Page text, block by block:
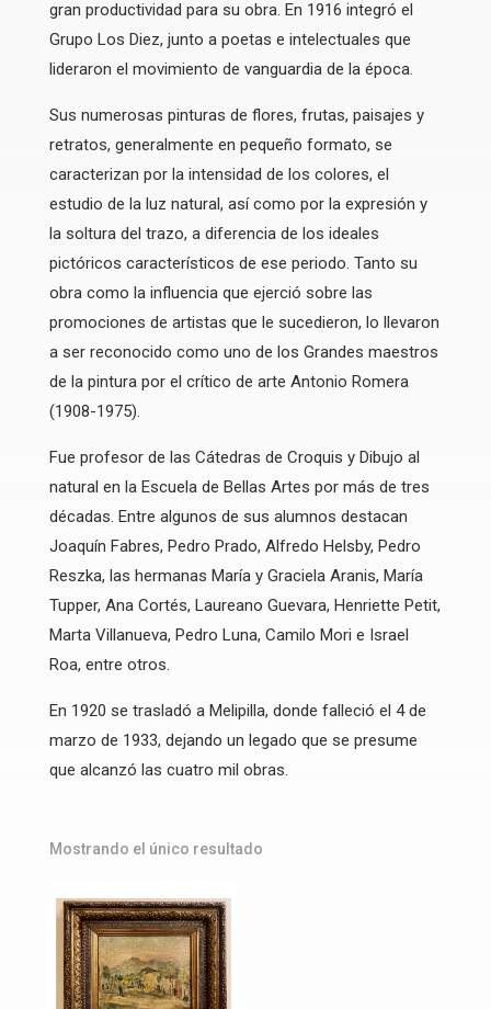
gran productividad para su obra. En 1916 integró el
Grupo Los Diez, junto a poetas e intelectuales que
lideraron el movimiento de vanguardia de la época.
Sus numerosas pinturas de flores, frutas, paisajes y
retratos, generalmente en pequeño formato, se
caracterizan por la intensidad de los colores, el
estudio de la luz natural, así como por la expresión y
la soltura del trazo, a diferencia de los ideales
pictóricos característicos de ese periodo. Tanto su
obra como la influencia que ejerció sobre las
promociones de artistas que le sucedieron, lo llevaron
a ser reconocido como uno de los Grandes maestros
de la pintura por el crítico de arte Antonio Romera
(1908-1975).
Fue profesor de las Cátedras de Croquis y Dibujo al
natural en la Escuela de Bellas Artes por más de tres
décadas. Entre algunos de sus alumnos destacan
Joaquín Fabres, Pedro Prado, Alfredo Helsby, Pedro
Reszka, las hermanas María y Graciela Aranis, María
Tupper, Ana Cortés, Laureano Guevara, Henriette Petit,
Marta Villanueva, Pedro Luna, Camilo Mori e Israel
Roa, entre otros.
En 1920 se trasladó a Melipilla, donde falleció el 4 de
marzo de 1933, dejando un legado que se presume
que alcanzó las cuatro mil obras.
Mostrando el único resultado